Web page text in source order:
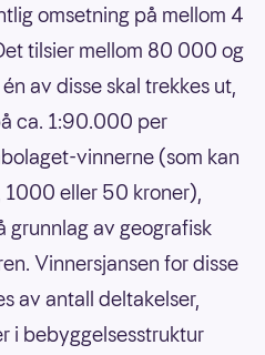
omsetning på mellom 4
tilsier mellom 80 000 og
av disse skal trekkes ut,
ca. 1:90.000 per
vinnerne (som kan
eller 50 kroner),
grunnlag av geografisk
Vinnersjansen for disse
av antall deltakelser,
i bebyggelsesstruktur